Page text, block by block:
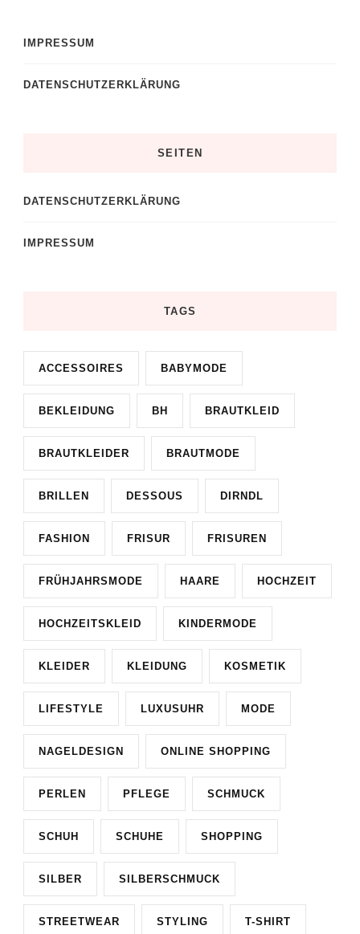
IMPRESSUM
DATENSCHUTZERKLÄRUNG
SEITEN
DATENSCHUTZERKLÄRUNG
IMPRESSUM
TAGS
ACCESSOIRES BABYMODE
BEKLEIDUNG BH BRAUTKLEID
BRAUTKLEIDER BRAUTMODE
BRILLEN DESSOUS DIRNDL
FASHION FRISUR FRISUREN
FRÜHJAHRSMODE HAARE HOCHZEIT
HOCHZEITSKLEID KINDERMODE
KLEIDER KLEIDUNG KOSMETIK
LIFESTYLE LUXUSUHR MODE
NAGELDESIGN ONLINE SHOPPING
PERLEN PFLEGE SCHMUCK
SCHUH SCHUHE SHOPPING
SILBER SILBERSCHMUCK
STREETWEAR STYLING T-SHIRT